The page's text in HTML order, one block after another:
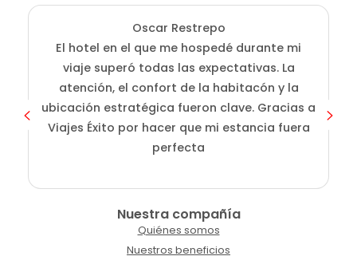
Oscar Restrepo
El hotel en el que me hospedé durante mi
viaje superó todas las expectativas. La
atención, el confort de la habitacón y la
ubicación estratégica fueron clave. Gracias a
Viajes Éxito por hacer que mi estancia fuera
perfecta
Nuestra compañía
Quiénes somos
Nuestros beneficios